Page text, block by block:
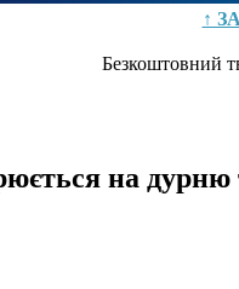
↑
Безкоштовний
на дурню